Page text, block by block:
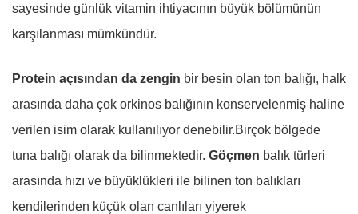
sayesinde günlük vitamin ihtiyacının büyük bölümünün
karşılanması mümkündür.
Protein açısından da zengin bir besin olan ton balığı, halk
arasında daha çok orkinos balığının konservelenmiş haline
verilen isim olarak kullanılıyor denebilir.Birçok bölgede
tuna balığı olarak da bilinmektedir. Göçmen balık türleri
arasında hızı ve büyüklükleri ile bilinen ton balıkları
kendilerinden küçük olan canlıları yiyerek